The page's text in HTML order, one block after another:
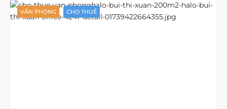
VĂN PHÒNG CHO THUÊ